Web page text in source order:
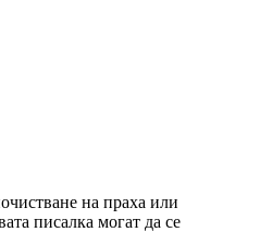
на праха или
писалка могат да се